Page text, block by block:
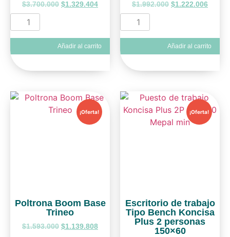
$3.700.000 $1.329.404
Añadir al carrito
$1.992.000 $1.222.006
Añadir al carrito
¡Oferta!
Poltrona Boom Base
Trineo
$1.593.000 $1.139.808
¡Oferta!
Escritorio de trabajo
Tipo Bench Koncisa
Plus 2 personas
150×60